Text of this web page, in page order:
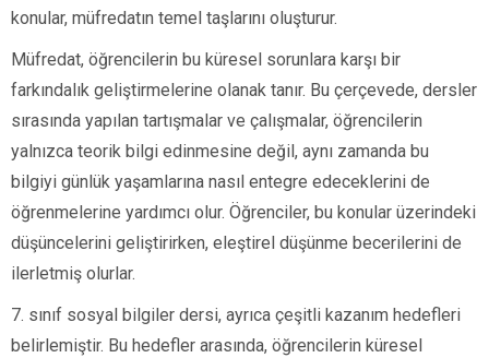
konular, müfredatın temel taşlarını oluşturur.
Müfredat, öğrencilerin bu küresel sorunlara karşı bir
farkındalık geliştirmelerine olanak tanır. Bu çerçevede, dersler
sırasında yapılan tartışmalar ve çalışmalar, öğrencilerin
yalnızca teorik bilgi edinmesine değil, aynı zamanda bu
bilgiyi günlük yaşamlarına nasıl entegre edeceklerini de
öğrenmelerine yardımcı olur. Öğrenciler, bu konular üzerindeki
düşüncelerini geliştirirken, eleştirel düşünme becerilerini de
ilerletmiş olurlar.
7. sınıf sosyal bilgiler dersi, ayrıca çeşitli kazanım hedefleri
belirlemiştir. Bu hedefler arasında, öğrencilerin küresel